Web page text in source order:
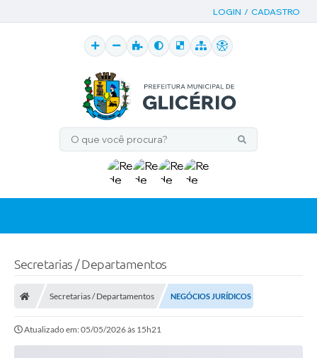
LOGIN / CADASTRO
Secretarias / Departamentos
Secretarias / Departamentos NEGÓCIOS JURÍDICOS
Atualizado em: 05/05/2026 às 15h21